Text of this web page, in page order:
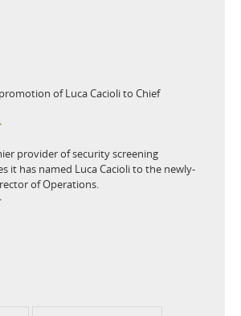
of Luca Cacioli to Chief
provider of security screening
it has named Luca Cacioli to the newly-
of Operations.